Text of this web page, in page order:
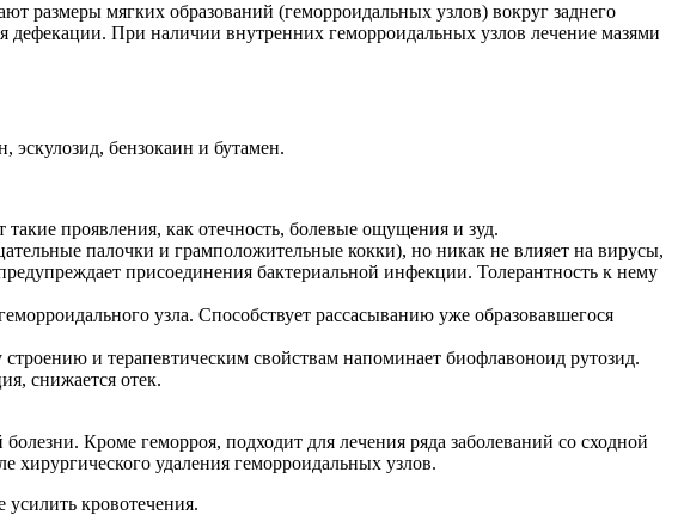
размеры мягких образований (геморроидальных узлов) вокруг заднего
При наличии внутренних геморроидальных узлов лечение мазями
эскулозид, бензокаин и бутамен.
проявления, как отечность, болевые ощущения и зуд.
палочки и грамположительные кокки), но никак не влияет на вирусы,
присоединения бактериальной инфекции. Толерантность к нему
узла. Способствует рассасыванию уже образовавшегося
и терапевтическим свойствам напоминает биофлавоноид рутозид.
снижается отек.
Кроме геморроя, подходит для лечения ряда заболеваний со сходной
хирургического удаления геморроидальных узлов.
кровотечения.